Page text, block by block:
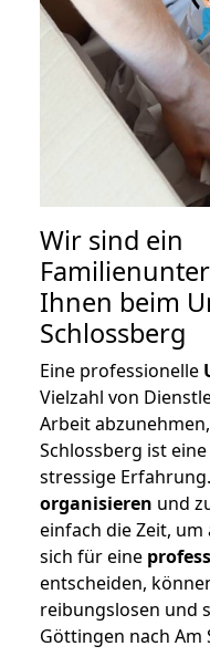
Wir sind ein
Ihnen beim
Schlossberg
Eine professionelle
Vielzahl von
Arbeit
Schlossberg ist
stressige
organisieren und
einfach die Zeit, um
sich für eine
entscheiden,
reibungslosen und
Göttingen nach Am